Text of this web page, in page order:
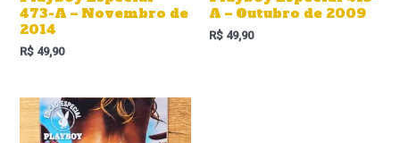
473-A – Novembro de
2014
R$ 49,90
A – Outubro de 2009
R$ 49,90